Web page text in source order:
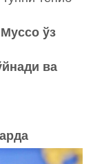
ўз
ва